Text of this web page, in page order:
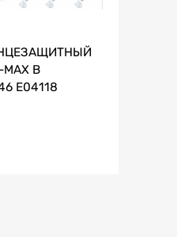
В
E04118